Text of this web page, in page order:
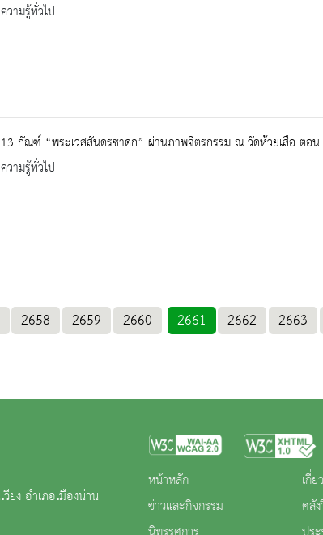
ความรู้ทั่วไป
13 กัณฑ์ “พระเวสสันดรชาดก” ผ่านภาพจิตรกรรม ณ วัดห้วยเสือ ต
ความรู้ทั่วไป
2658 2659 2660 2661 2662 2663
ง อำเภอเมืองน่าน
หน้าหลัก
ข่าวและกิจกรรม
เกี่
คลั